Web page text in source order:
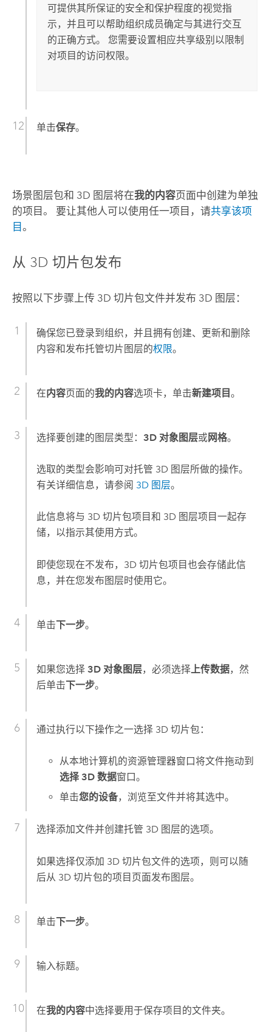
可提供其所保证的安全和保护程度的视觉指
示，并且可以帮助组织成员确定与其进行交互
的正确方式。 您需要设置相应共享级别以限制
对项目的访问权限。
单击保存。
场景图层包和 3D 图层将在我的内容页面中创建为单独
的项目。 要让其他人可以使用任一项目，请共享该项
目 。
从 3D 切片包发布
按照以下步骤上传 3D 切片包文件并发布 3D 图层：
确保您已登录到组织，并且拥有创建、更新和删除
内容和发布托管切片图层的权限。
在内容页面的我的内容选项卡，单击新建项目 。
选择要创建的图层类型： 3D 对象图层或网格。
选取的类型会影响可对托管 3D 图层所做的操作。
有关详细信息，请参阅 3D 图层。
此信息将与 3D 切片包项目和 3D 图层项目一起存
储，以指示其使用方式。
即使您现在不发布，3D 切片包项目也会存储此信
息，并在您发布图层时使用它。
单击下一步。
如果您选择 3D 对象图层，必须选择上传数据，然
后单击下一步。
通过执行以下操作之一选择 3D 切片包：
从本地计算机的资源管理器窗口将文件拖动到
选择 3D 数据窗口。
单击您的设备，浏览至文件并将其选中。
选择添加文件并创建托管 3D 图层的选项。
如果选择仅添加 3D 切片包文件的选项，则可以随
后从 3D 切片包的项目页面发布图层。
单击下一步。
输入标题。
在我的内容中选择要用于保存项目的文件夹。